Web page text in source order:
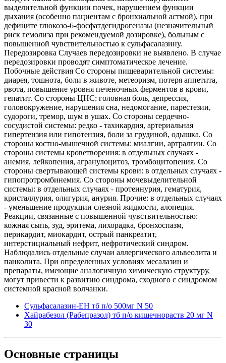
выделительной функции почек, нарушением функции
дыхания (особенно пациентам с бронхиальной астмой), при
дефиците глюкозо-6-фосфатдегидрогеназы (незначительный
риск гемолиза при рекомендуемой дозировке), больным с
повышенной чувствительностью к сульфасалазину.
Передозировка Случаев передозировки не выявлено. В случае
передозировки проводят симптоматическое лечение.
Побочные действия Со стороны пищеварительной системы:
диарея, тошнота, боли в животе, метеоризм, потеря аппетита,
рвота, повышение уровня печеночных ферментов в крови,
гепатит. Со стороны ЦНС: головная боль, депрессия,
головокружение, нарушения сна, недомогание, парестезии,
судороги, тремор, шум в ушах. Со стороны сердечно-
сосудистой системы: редко - тахикардия, артериальная
гипертензия или гипотензия, боли за грудиной, одышка. Со
стороны костно-мышечной системы: миалгии, артралгии. Со
стороны системы кроветворения: в отдельных случаях -
анемия, лейкопения, агранулоцитоз, тромбоцитопения. Со
стороны свертывающей системы крови: в отдельных случаях -
гипопротромбинемия. Со стороны мочевыделительной
системы: в отдельных случаях - протеинурия, гематурия,
кристаллурия, олигурия, анурия. Прочие: в отдельных случаях
- уменьшение продукции слезной жидкости, алопеция.
Реакции, связанные с повышенной чувствительностью:
кожная сыпь, зуд, эритема, лихорадка, бронхоспазм,
перикардит, миокардит, острый панкреатит,
интерстициальный нефрит, нефротический синдром.
Наблюдались отдельные случаи аллергического альвеолита и
панколита. При определенных условиях месалазин и
препараты, имеющие аналогичную химическую структуру,
могут привести к развитию синдрома, сходного с синдромом
системной красной волчанки.
Сульфасалазин-ЕН тб п/о 500мг N 50
Хайрабезол (Рабепразол) тб п/о кишечнораств 20 мг N
30
Основные страницы